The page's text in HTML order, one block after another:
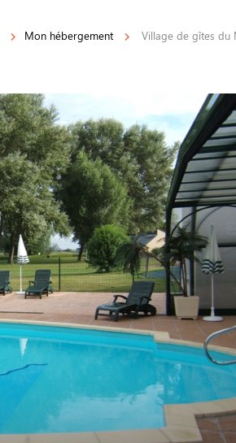
Mon hébergement Village de gîtes du